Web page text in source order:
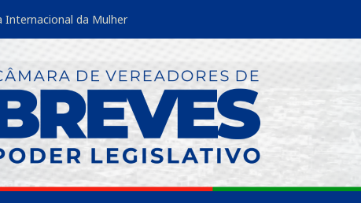
Internacional da Mulher